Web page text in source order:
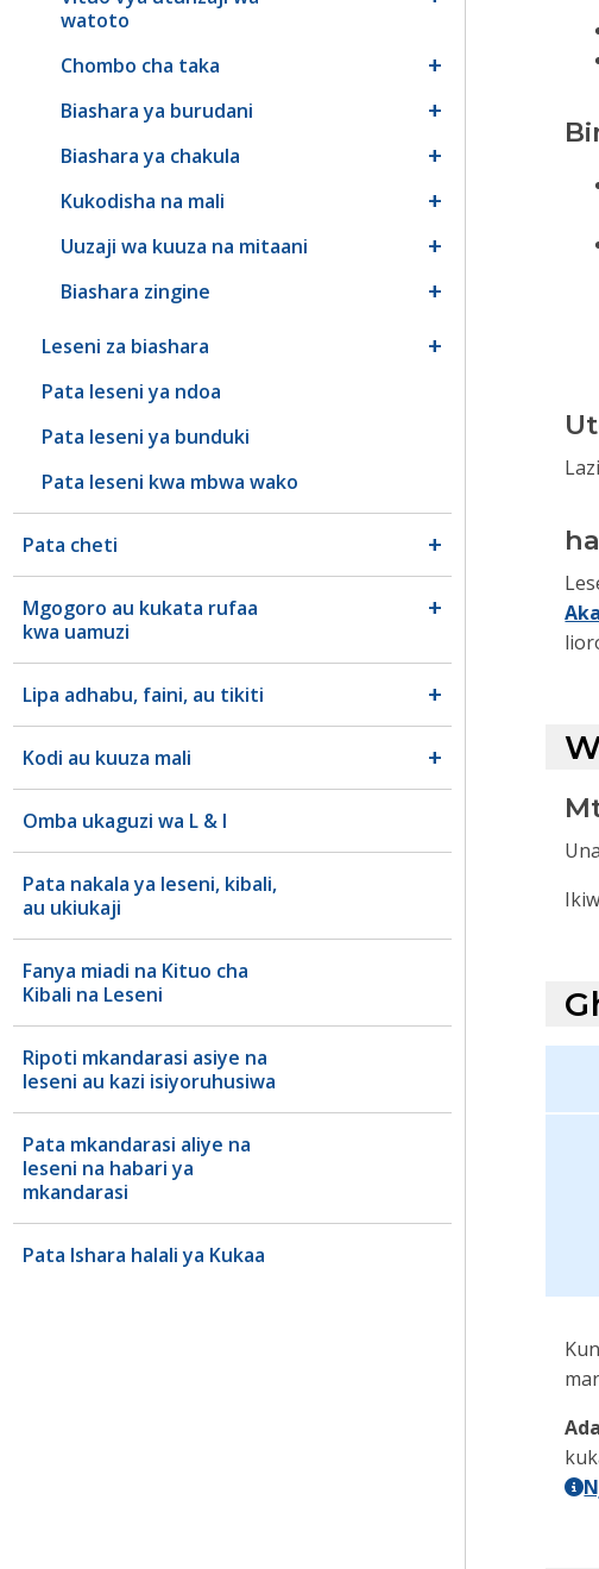
watoto
Chombo cha taka
Biashara ya burudani
Biashara ya chakula
Kukodisha na mali
Uuzaji wa kuuza na mitaani
Biashara zingine
Leseni za biashara
Pata leseni ya ndoa
Pata leseni ya bunduki
Pata leseni kwa mbwa wako
Pata cheti
Mgogoro au kukata rufaa
kwa uamuzi
Lipa adhabu, faini, au tikiti
Kodi au kuuza mali
Omba ukaguzi wa L & I
Pata nakala ya leseni, kibali,
au ukiukaji
Fanya miadi na Kituo cha
Kibali na Leseni
Ripoti mkandarasi asiye na
leseni au kazi isiyoruhusiwa
Pata mkandarasi aliye na
leseni na habari ya
mkandarasi
Pata Ishara halali ya Kukaa